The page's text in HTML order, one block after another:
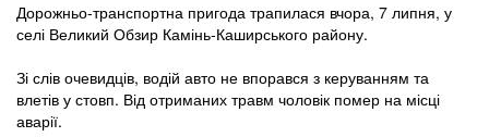
Дорожньо-транспортна пригода трапилася вчора, 7 липня, у
селі Великий Обзир Камінь-Каширського району.
Зі слів очевидців, водій авто не впорався з керуванням та
влетів у стовп. Від отриманих травм чоловік помер на місці
аварії.